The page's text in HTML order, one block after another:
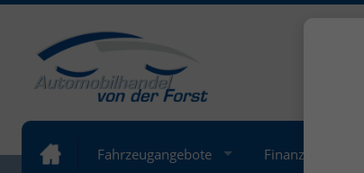
Fahrzeugangebote Finanzierung